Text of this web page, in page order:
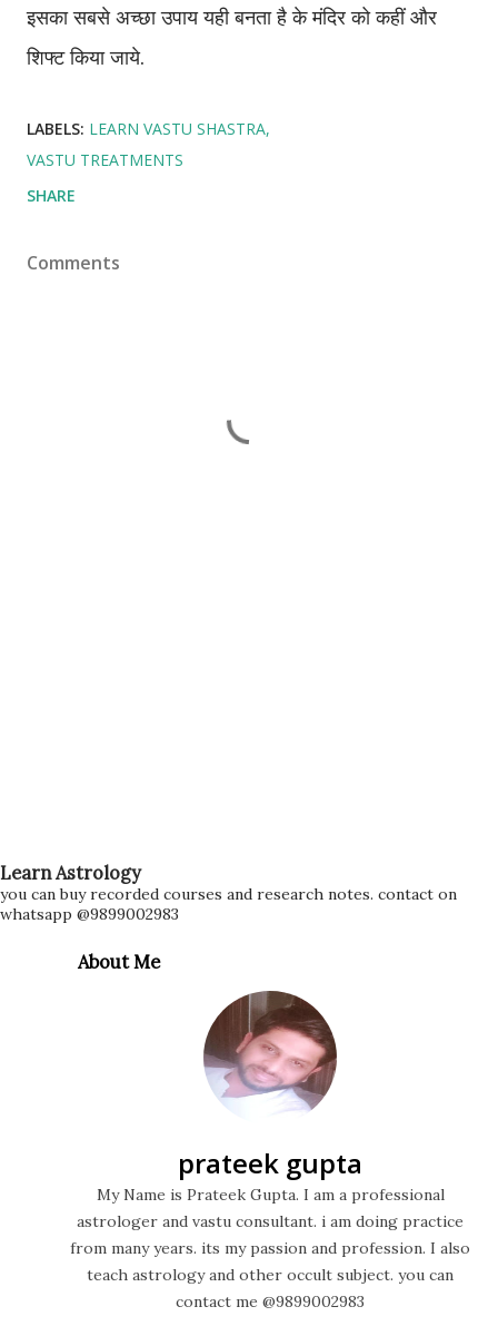
इसका सबसे अच्छा उपाय यही बनता है के मंदिर को कहीं और
शिफ्ट किया जाये.
LABELS: LEARN VASTU SHASTRA
VASTU TREATMENTS
SHARE
Comments
Learn Astrology
you can buy recorded courses and research notes. contact on
whatsapp @9899002983
About Me
prateek gupta
My Name is Prateek Gupta. I am a professional
astrologer and vastu consultant. i am doing practice
from many years. its my passion and profession. I also
teach astrology and other occult subject. you can
contact me @9899002983